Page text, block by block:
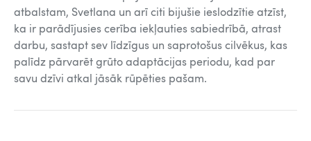
atbalstam, Svetlana un arī citi bijušie ieslodzītie atzīst,
ka ir parādījusies cerība iekļauties sabiedrībā, atrast
darbu, sastapt sev līdzīgus un saprotošus cilvēkus, kas
palīdz pārvarēt grūto adaptācijas periodu, kad par
savu dzīvi atkal jāsāk rūpēties pašam.